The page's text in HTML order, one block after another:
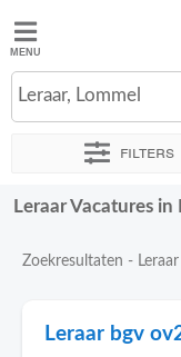
Jobted
Taal
Leraar, Lommel
Filters
Sorteer op Exacte
Leraar Vacatures in
Zoekresultaten -
Leraar bgv